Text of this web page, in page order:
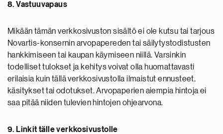
8. Vastuuvapaus
Mikään tämän verkkosivuston sisältö ei ole kutsu tai tarjous
Novartis-konsernin arvopapereden tai säilytystodistusten
hankkimiseen tai kaupan käymiseen niillä. Varsinkin
todelliset tulokset ja kehitys voivat olla huomattavasti
erilaisia kuin tällä verkkosivustolla ilmaistut ennusteet,
käsitykset tai odotukset. Arvopaperien aiempia hintoja ei
saa pitää niiden tulevien hintojen ohjearvona.
9. Linkit tälle verkkosivustolle